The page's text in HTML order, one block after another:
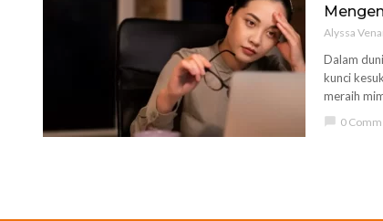
Alyssa
Dalam
kunci
meraih
chat_bubble 0